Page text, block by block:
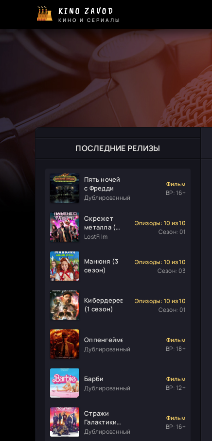
KINO ZAVOD
КИНО И СЕРИАЛЫ
ПОСЛЕДНИЕ РЕЛИЗЫ
Пять ночей
с Фредди
Дублированный
Фильм
ВР: 16+
Скрежет
металла (1
сезон)
LostFilm
Эпизоды: 10 из 10
Сезон: 01
Манюня (3
сезон)
Эпизоды: 10 из 10
Сезон: 03
Кибердеревня
(1 сезон)
Эпизоды: 10 из 10
Сезон: 01
Оппенгеймер
Дублированный
Фильм
ВР: 18+
Барби
Дублированный
Фильм
ВР: 12+
Стражи
Галактики.
Часть 3
Дублированный
Фильм
ВР: 16+